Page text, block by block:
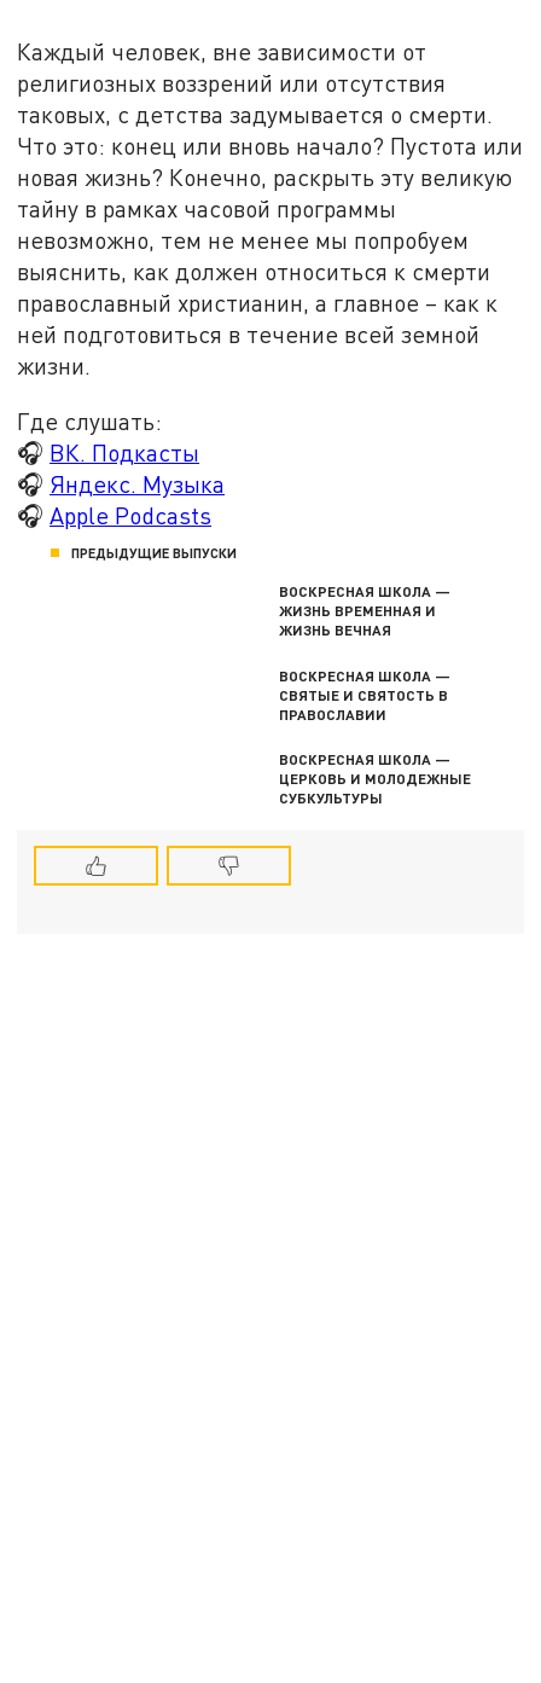
Каждый человек, вне зависимости от
религиозных воззрений или отсутствия
таковых, с детства задумывается о смерти.
Что это: конец или вновь начало? Пустота или
новая жизнь? Конечно, раскрыть эту великую
тайну в рамках часовой программы
невозможно, тем не менее мы попробуем
выяснить, как должен относиться к смерти
православный христианин, а главное – как к
ней подготовиться в течение всей земной
жизни.
Где слушать:
🎧 ВК. Подкасты
🎧 Яндекс. Музыка
🎧Apple Podcasts
ПРЕДЫДУЩИЕ ВЫПУСКИ
ВОСКРЕСНАЯ ШКОЛА —
ЖИЗНЬ ВРЕМЕННАЯ И
ЖИЗНЬ ВЕЧНАЯ
ВОСКРЕСНАЯ ШКОЛА —
СВЯТЫЕ И СВЯТОСТЬ В
ПРАВОСЛАВИИ
ВОСКРЕСНАЯ ШКОЛА —
ЦЕРКОВЬ И МОЛОДЕЖНЫЕ
СУБКУЛЬТУРЫ